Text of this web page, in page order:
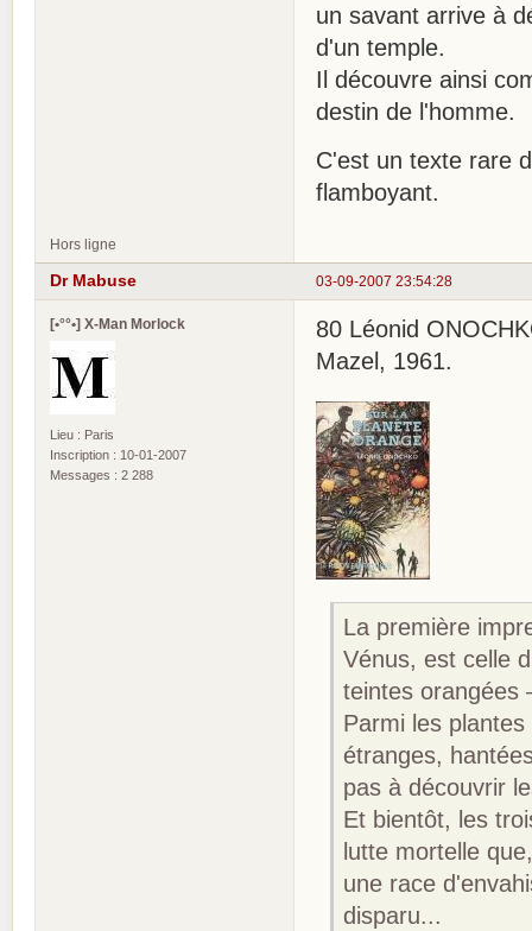
un savant arrive à
d'un temple.
Il découvre ainsi
destin de l'homme.
C'est un texte rare
flamboyant.
Hors ligne
03-09-2007 23:54:28
Dr Mabuse
[•°°•] X-Man Morlock
Lieu : Paris
Inscription : 10-01-2007
Messages : 2 288
80 Léonid
Mazel, 1961.
La première
Vénus, est celle
teintes
Parmi les
étranges,
pas à découvrir
Et bientôt, les
lutte mortelle
une race
disparu...